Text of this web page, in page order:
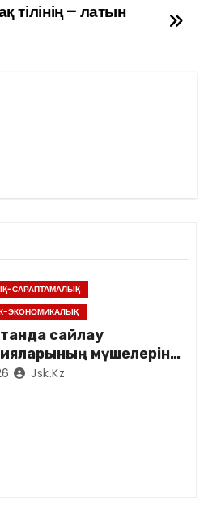
тілінің – латын
САРАПТАМАЛЫҚ
ЭКОНОМИКАЛЫҚ
сайлау
мүшелеріне
семинар өтті*
Jsk.kz